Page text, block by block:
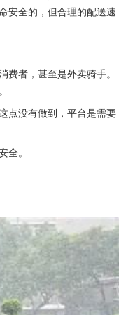
安全的，但合理的配送速
者，甚至是外卖骑手。
点没有做到，平台是需要
。